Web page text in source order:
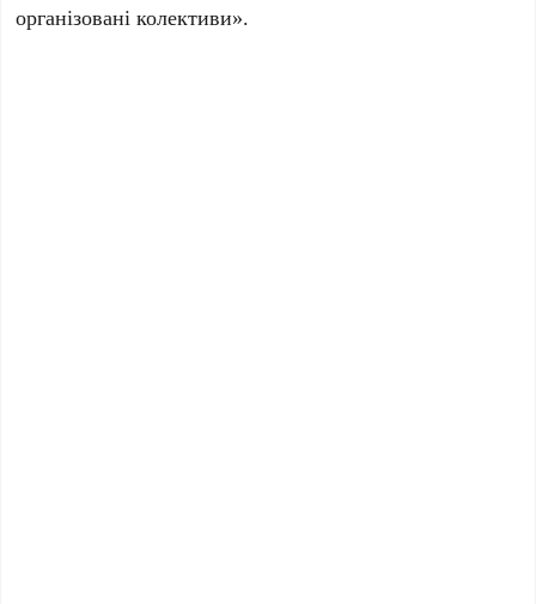
організовані колективи».